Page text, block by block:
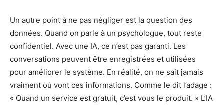
Un autre point à ne pas négliger est la question des
données. Quand on parle à un psychologue, tout reste
confidentiel. Avec une IA, ce n’est pas garanti. Les
conversations peuvent être enregistrées et utilisées
pour améliorer le système. En réalité, on ne sait jamais
vraiment où vont ces informations. Comme le dit l’adage :
« Quand un service est gratuit, c’est vous le produit. » L’IA